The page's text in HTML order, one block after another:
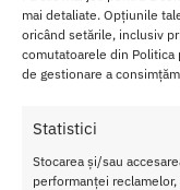
mai detaliate. Opțiunile
oricând setările, inclusiv
comutatoarele din
de gestionare a
Statistici
Stocarea și/sau
performanței
Ghid de
Aplica o cantitate mica
Her 1ml pe punctele
purtat cu tine si a